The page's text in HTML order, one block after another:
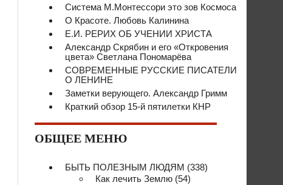
Система М.Монтессори это зов Космоса
О Красоте. Любовь Калинина
Е.И. РЕРИХ ОБ УЧЕНИИ ХРИСТА
Александр Скрябин и его «Откровения
цвета» Светлана Пономарёва
СОВРЕМЕННЫЕ РУССКИЕ ПИСАТЕЛИ
О ЛЕНИНЕ
Заметки верующего. Александр Гримм
Краткий обзор 15-й пятилетки КНР
ОБЩЕЕ МЕНЮ
БЫТЬ ПОЛЕЗНЫМ ЛЮДЯМ (338)
Как лечить Землю (54)